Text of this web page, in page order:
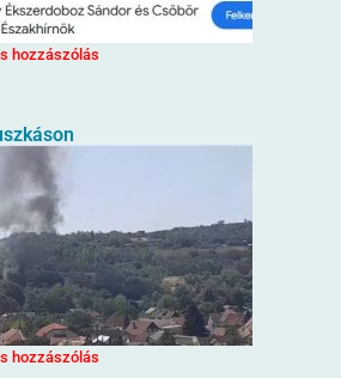
hozzászólás
hozzászólás